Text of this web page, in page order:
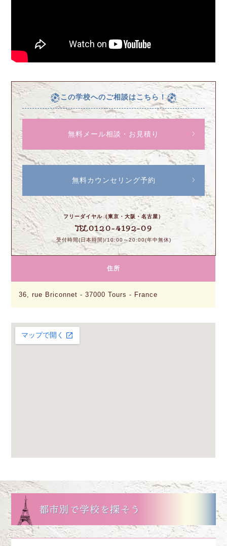
この学校へのご相談はこちら！
無料メール相談・お見積り
無料カウンセリング予約
フリーダイヤル（東京・大阪・名古屋）
TEL0120-4192-09
受付時間(日本時間)/10:00～20:00(年中無休)
住所
36, rue Briconnet - 37000 Tours - France
都市別で学校を探そう